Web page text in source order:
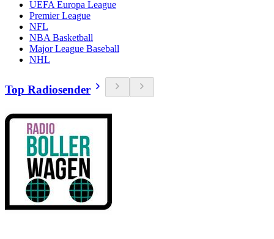
UEFA Europa League
Premier League
NFL
NBA Basketball
Major League Baseball
NHL
Top Radiosender